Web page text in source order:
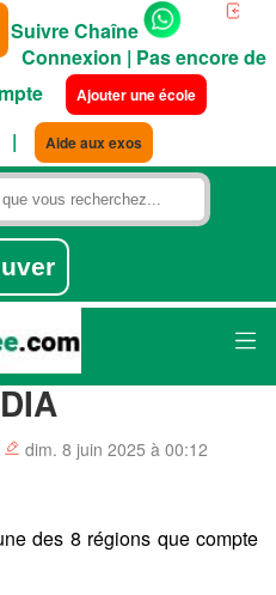
Suivre Chaîne
Connexion | Pas encore de
Ajouter une école
| Aide aux exos
dim. 8 juin 2025 à 00:12
des 8 régions que compte